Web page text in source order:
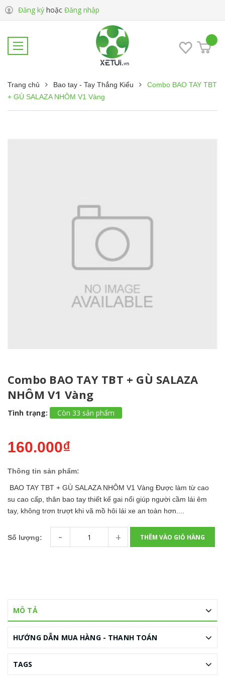
Đăng ký hoặc Đăng nhập
Trang chủ Bao tay - Tay Thắng Kiểu
Combo BAO TAY TBT
+ GÙ SALAZA NHÔM V1 Vàng
Combo BAO TAY TBT + GÙ SALAZA
NHÔM V1 Vàng
Tình trạng: Còn 33 sản phẩm
160.000₫
Thông tin sản phẩm:
BAO TAY TBT + GÙ SALAZA NHÔM V1 Vàng Được làm từ cao
su cao cấp, thân bao tay thiết kế gai nổi giúp người cầm lái êm
tay, không trơn trượt khi vã mồ hôi lái xe an toàn hơn....
Số lượng: - + THÊM VÀO GIỎ HÀNG
MÔ TẢ
HƯỚNG DẪN MUA HÀNG - THANH TOÁN
TAGS